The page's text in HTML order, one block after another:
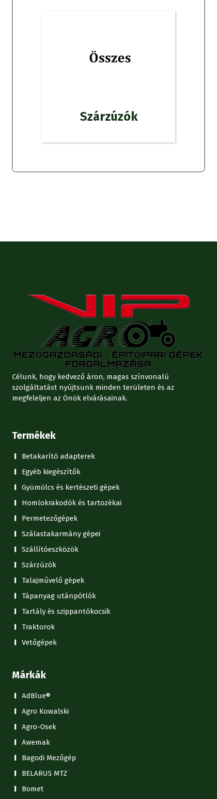
Szárzúzók
Célunk, hogy kedvező áron, magas színvonalú
szolgáltatást nyújtsunk minden területen és az
megfeleljen az Önök elvárásainak.
Termékek
Betakarító adapterek
Egyéb kiegészítők
Gyümölcs és kertészeti gépek
Homlokrakodók és tartozékai
Permetezőgépek
Szálastakarmány gépei
Szállítóeszközök
Szárzúzók
Talajművelő gépek
Tápanyag utánpótlók
Tartály és szippantókocsik
Traktorok
Vetőgépek
Márkák
AdBlue®
Agro Kowalski
Agro-Osek
Awemak
Bagodi Mezőgép
BELARUS MTZ
Bomet